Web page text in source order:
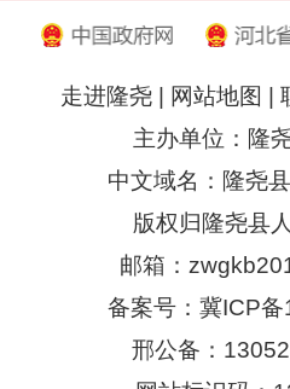
走进隆尧| 网站地图
主办单位：隆
中文域名：隆尧
版权归隆尧县
邮箱：
备案号：冀ICP
邢公备：